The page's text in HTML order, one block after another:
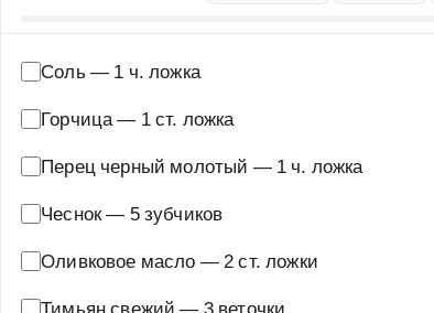
Соль — 1 ч. ложка
Горчица— 1 ст. ложка
Перец черный молотый — 1 ч. ложка
Чеснок— 5 зубчиков
Оливковое масло — 2 ст. ложки
Тимьян свежий — 3 веточки